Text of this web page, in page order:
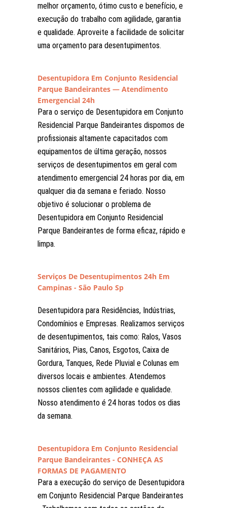
melhor orçamento, ótimo custo e benefício, e
execução do trabalho com agilidade, garantia
e qualidade. Aproveite a facilidade de solicitar
uma orçamento para desentupimentos.
Desentupidora Em Conjunto Residencial
Parque Bandeirantes — Atendimento
Emergencial 24h
Para o serviço de Desentupidora em Conjunto
Residencial Parque Bandeirantes dispomos de
profissionais altamente capacitados com
equipamentos de última geração, nossos
serviços de desentupimentos em geral com
atendimento emergencial 24 horas por dia, em
qualquer dia da semana e feriado. Nosso
objetivo é solucionar o problema de
Desentupidora em Conjunto Residencial
Parque Bandeirantes de forma eficaz, rápido e
limpa.
Serviços De Desentupimentos 24h Em
Campinas - São Paulo Sp
Desentupidora para Residências, Indústrias,
Condomínios e Empresas. Realizamos serviços
de desentupimentos, tais como: Ralos, Vasos
Sanitários, Pias, Canos, Esgotos, Caixa de
Gordura, Tanques, Rede Pluvial e Colunas em
diversos locais e ambientes. Atendemos
nossos clientes com agilidade e qualidade.
Nosso atendimento é 24 horas todos os dias
da semana.
Desentupidora Em Conjunto Residencial
Parque Bandeirantes - CONHEÇA AS
FORMAS DE PAGAMENTO
Para a execução do serviço de Desentupidora
em Conjunto Residencial Parque Bandeirantes